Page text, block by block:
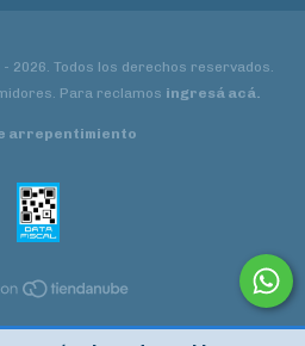
2026. Todos los derechos reservados.
Para reclamos ingresá acá.
arrepentimiento